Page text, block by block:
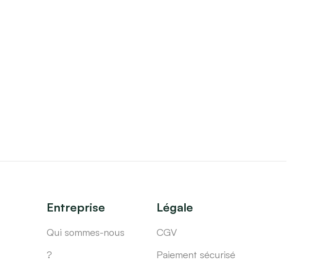
Entreprise
Qui sommes-nous
?
Légale
CGV
Paiement sécurisé